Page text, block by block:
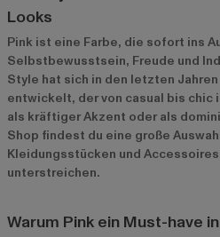
Looks
Pink ist eine Farbe, die sofort ins
Selbstbewusstsein, Freude und
Style hat sich in den letzten
entwickelt, der von casual bis chic
als kräftiger Akzent oder als
Shop findest du eine große
Kleidungsstücken und
unterstreichen.
Warum Pink ein Must-have